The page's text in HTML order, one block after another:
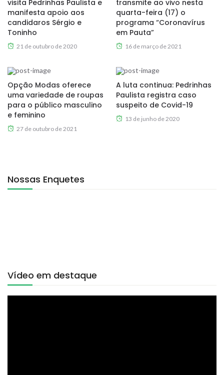
visita Pedrinhas Paulista e
manifesta apoio aos
candidaros Sérgio e
Toninho
21 de outubro de 2020
transmite ao vivo nesta
quarta-feira (17) o
programa “Coronavírus
em Pauta”
16 de março de 2021
Opção Modas oferece
uma variedade de roupas
para o público masculino
e feminino
27 de outubro de 2021
A luta continua: Pedrinhas
Paulista registra caso
suspeito de Covid-19
13 de junho de 2020
Nossas Enquetes
Vídeo em destaque